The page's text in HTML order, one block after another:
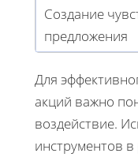
Создание
предложения
Для
акций важно
воздействие.
инструментов